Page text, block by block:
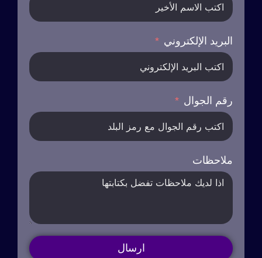
البريد الإلكتروني
رقم الجوال
ملاحظات
ارسال